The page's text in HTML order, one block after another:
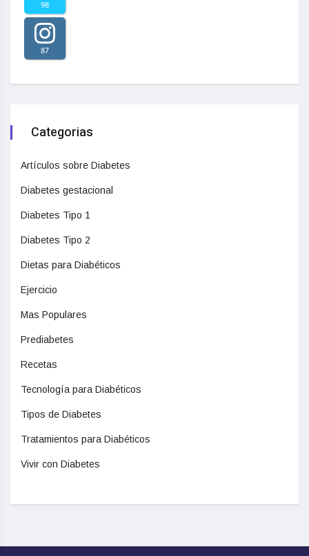
98
87
Categorias
Artículos sobre Diabetes
Diabetes gestacional
Diabetes Tipo 1
Diabetes Tipo 2
Dietas para Diabéticos
Ejercicio
Mas Populares
Prediabetes
Recetas
Tecnología para Diabéticos
Tipos de Diabetes
Tratamientos para Diabéticos
Vivir con Diabetes